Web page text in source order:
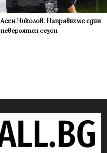
Асен Николов: Направихме един
невероятен сезон